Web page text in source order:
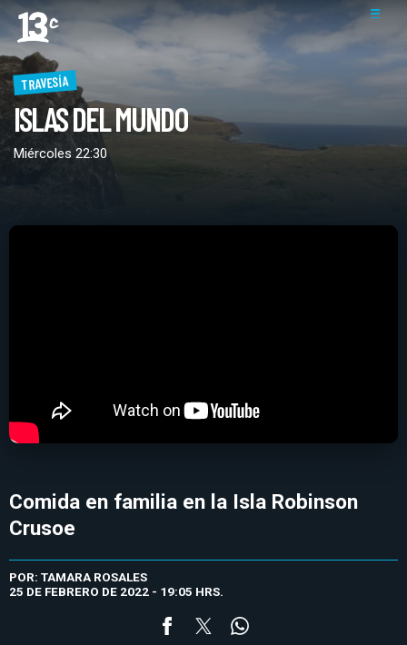
TRAVESÍA
ISLAS DEL MUNDO
Miércoles 22:30
Comida en familia en la Isla Robinson
Crusoe
POR: TAMARA ROSALES
25 DE FEBRERO DE 2022 - 19:05 HRS.